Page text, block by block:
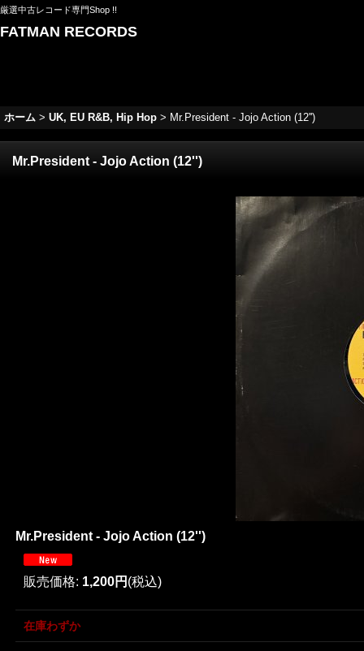
厳選中古レコード専門Shop !!
FATMAN RECORDS
ホーム > UK, EU R&B, Hip Hop > Mr.President - Jojo Action (12'')
Mr.President - Jojo Action (12'')
Mr.President - Jojo Action (12'')
販売価格: 1,200円 (税込)
在庫わずか